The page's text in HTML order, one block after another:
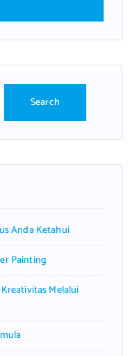
Anda Ketahui
Painting
Melalui